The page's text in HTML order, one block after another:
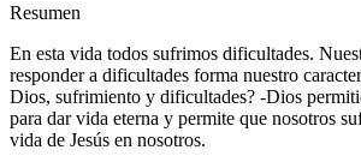
Resumen
En esta vida todos sufrimos dificultades.
responder a dificultades forma nuestro
Dios, sufrimiento y dificultades? -Dios
para dar vida eterna y permite que nosotros
vida de Jesús en nosotros.